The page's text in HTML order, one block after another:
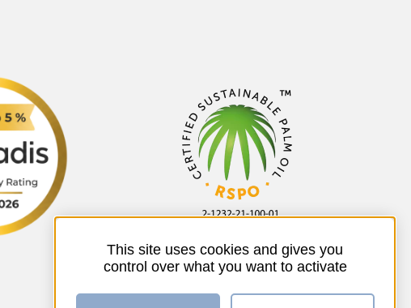
This site uses cookies and gives you
control over what you want to activate